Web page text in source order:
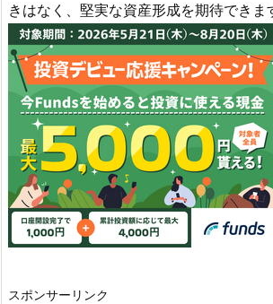
きはなく、堅実な資産形成を期待できま
スポンサーリンク